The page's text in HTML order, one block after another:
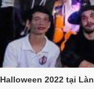
Halloween 2022 tại